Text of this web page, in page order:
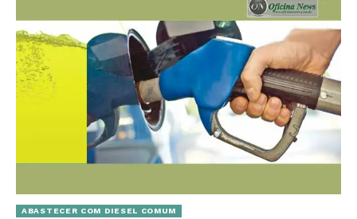
ABASTECER COM DIESEL COMUM